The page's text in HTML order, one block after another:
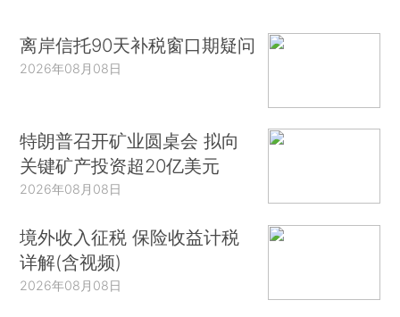
离岸信托90天补税窗口期疑问
2026年08月08日
特朗普召开矿业圆桌会 拟向
关键矿产投资超20亿美元
2026年08月08日
境外收入征税 保险收益计税
详解(含视频)
2026年08月08日